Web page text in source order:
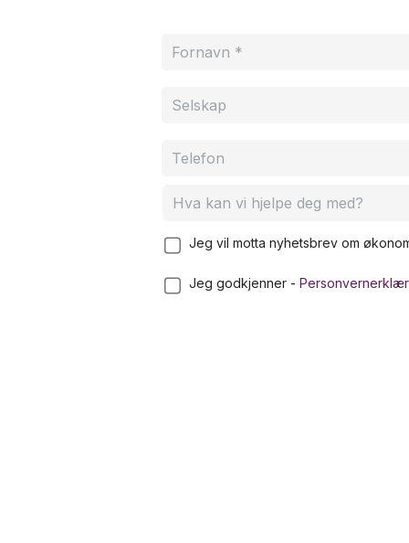
Jeg vil motta nyhetsbrev om
Jeg godkjenner -